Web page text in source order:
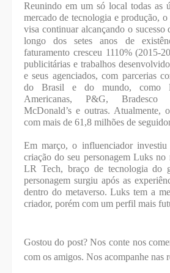
Reunindo em um só local todas as
mercado de tecnologia e produção,
visa continuar alcançando o
longo dos setes anos de
faturamento cresceu 1110% (2015-
publicitárias e trabalhos
e seus agenciados, com parcerias
do Brasil e do mundo, como
Americanas, P&G, Bradesco
McDonald’s e outras. Atualmente,
com mais de 61,8 milhões de
Em março, o influenciador
criação do seu personagem Luks no
LR Tech, braço de tecnologia do
personagem surgiu após as
dentro do metaverso. Luks tem a
criador, porém com um perfil mais
Gostou do post? Nos conte nos
com os amigos. Nos acompanhe nas